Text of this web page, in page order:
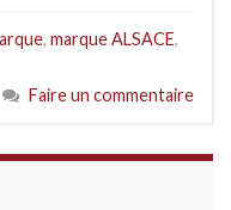
, marque ALSACE,
Faire un commentaire